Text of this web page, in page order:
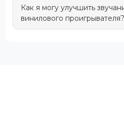
Особое вниманиеTechnics
Как я могу улучшить
винилового проигрывателя?